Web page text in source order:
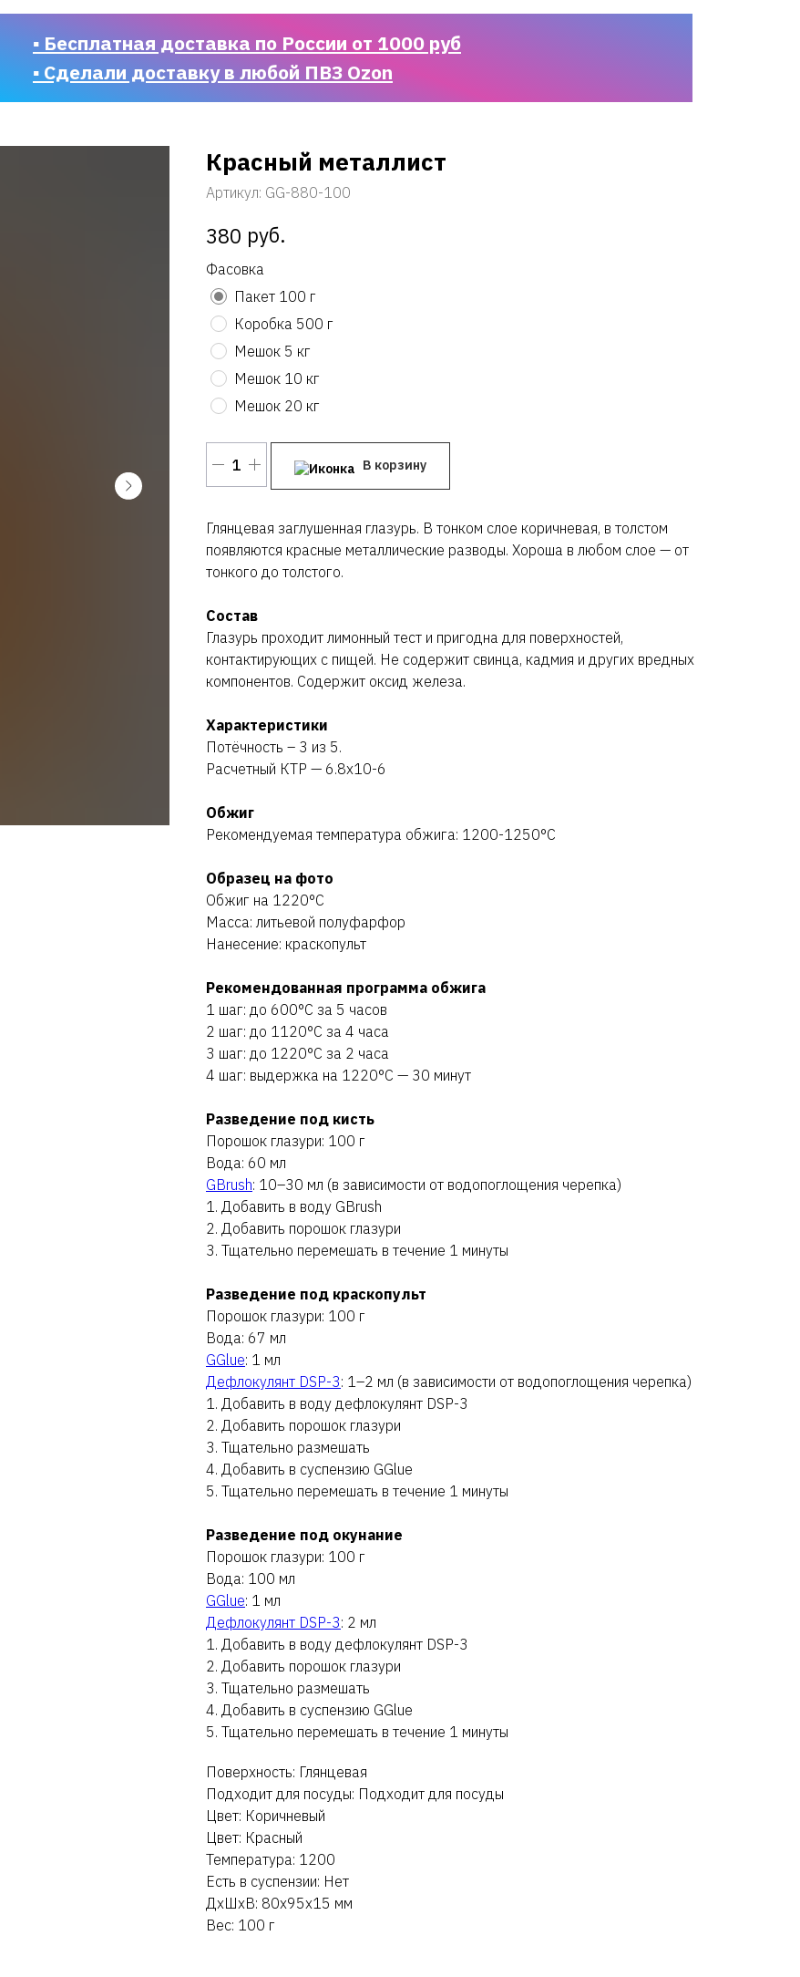
▪ Бесплатная доставка по России от 1000 руб
▪ Сделали доставку в любой ПВЗ Ozon
Красный металлист
Артикул: GG-880-100
380 руб.
Фасовка
Пакет 100 г
Коробка 500 г
Мешок 5 кг
Мешок 10 кг
Мешок 20 кг
В корзину
Глянцевая заглушенная глазурь. В тонком слое коричневая, в толстом
появляются красные металлические разводы. Хороша в любом слое — от
тонкого до толстого.
Состав
Глазурь проходит лимонный тест и пригодна для поверхностей,
контактирующих с пищей. Не содержит свинца, кадмия и других вредных
компонентов. Содержит оксид железа.
Характеристики
Потёчность – 3 из 5.
Расчетный КТР — 6.8х10-6
Обжиг
Рекомендуемая температура обжига: 1200-1250°C
Образец на фото
Обжиг на 1220°C
Масса: литьевой полуфарфор
Нанесение: краскопульт
Рекомендованная программа обжига
1 шаг: до 600°C за 5 часов
2 шаг: до 1120°C за 4 часа
3 шаг: до 1220°C за 2 часа
4 шаг: выдержка на 1220°C — 30 минут
Разведение под кисть
Порошок глазури: 100 г
Вода: 60 мл
GBrush: 10–30 мл (в зависимости от водопоглощения черепка)
1. Добавить в воду GBrush
2. Добавить порошок глазури
3. Тщательно перемешать в течение 1 минуты
Разведение под краскопульт
Порошок глазури: 100 г
Вода: 67 мл
GGlue: 1 мл
Дефлокулянт DSP-3: 1–2 мл (в зависимости от водопоглощения черепка)
1. Добавить в воду дефлокулянт DSP-3
2. Добавить порошок глазури
3. Тщательно размешать
4. Добавить в суспензию GGlue
5. Тщательно перемешать в течение 1 минуты
Разведение под окунание
Порошок глазури: 100 г
Вода: 100 мл
GGlue: 1 мл
Дефлокулянт DSP-3: 2 мл
1. Добавить в воду дефлокулянт DSP-3
2. Добавить порошок глазури
3. Тщательно размешать
4. Добавить в суспензию GGlue
5. Тщательно перемешать в течение 1 минуты
Поверхность: Глянцевая
Подходит для посуды: Подходит для посуды
Цвет: Коричневый
Цвет: Красный
Температура: 1200
Есть в суспензии: Нет
ДxШxВ: 80x95x15 мм
Вес: 100 г